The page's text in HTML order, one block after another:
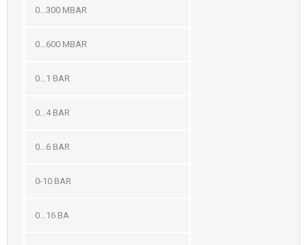
0...300 MBAR
0...600 MBAR
0...1 BAR
0...4 BAR
0...6 BAR
0-10 BAR
0...16 BA